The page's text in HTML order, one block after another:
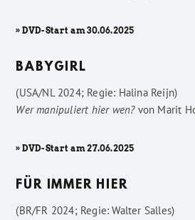
» DVD-Start am 30.06.2025
BABYGIRL
(USA/NL 2024; Regie: Halina Reijn)
Wer manipuliert hier wen?von Marit
» DVD-Start am 27.06.2025
FÜR IMMER HIER
(BR/FR 2024; Regie: Walter Salles)